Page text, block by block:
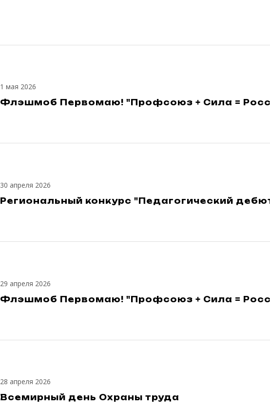
1 мая 2026
Флэшмоб Первомаю! "Профсоюз + Сила =
30 апреля 2026
Региональный конкурс "Педагогический
29 апреля 2026
Флэшмоб Первомаю! "Профсоюз + Сила =
28 апреля 2026
Всемирный день Охраны труда